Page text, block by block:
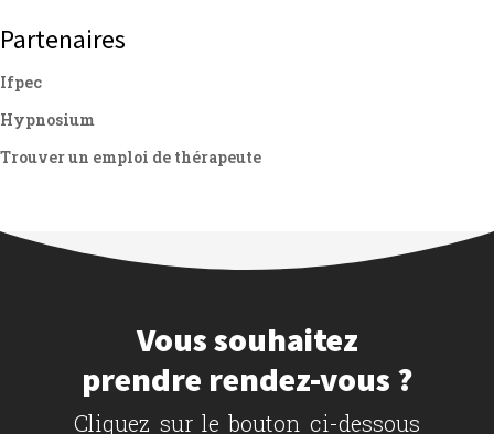
Partenaires
Ifpec
Hypnosium
Trouver un emploi de thérapeute
Vous souhaitez
prendre rendez-vous ?
Cliquez sur le bouton ci-dessous